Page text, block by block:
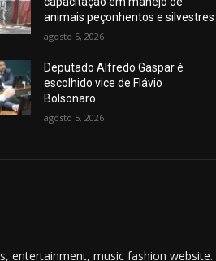
animais peçonhentos e silvestres
agosto 5, 2026
Deputado Alfredo Gaspar é
escolhido vice de Flávio
Bolsonaro
agosto 5, 2026
entertainment, music fashion website.